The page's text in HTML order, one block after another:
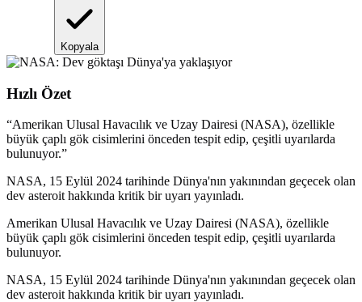
Kopyala
Hızlı Özet
“Amerikan Ulusal Havacılık ve Uzay Dairesi (NASA), özellikle
büyük çaplı gök cisimlerini önceden tespit edip, çeşitli uyarılarda
bulunuyor.”
NASA, 15 Eylül 2024 tarihinde Dünya'nın yakınından geçecek olan
dev asteroit hakkında kritik bir uyarı yayınladı.
Amerikan Ulusal Havacılık ve Uzay Dairesi (NASA), özellikle
büyük çaplı gök cisimlerini önceden tespit edip, çeşitli uyarılarda
bulunuyor.
NASA, 15 Eylül 2024 tarihinde Dünya'nın yakınından geçecek olan
dev asteroit hakkında kritik bir uyarı yayınladı.